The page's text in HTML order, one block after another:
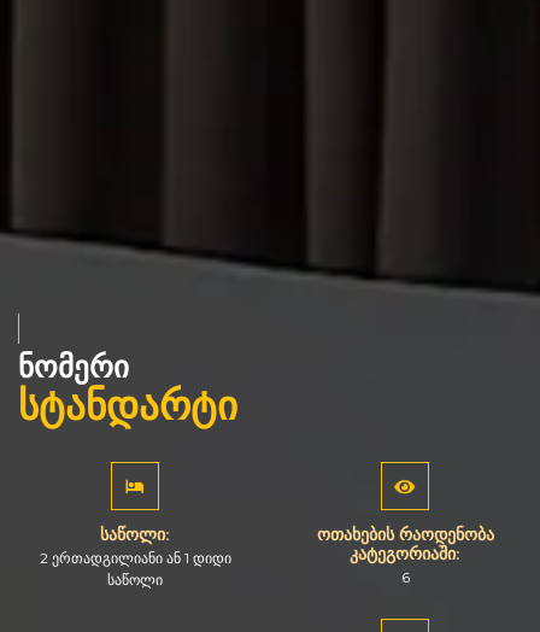
ნომერი
სტანდარტი
საწოლი:
2 ერთადგილიანი ან 1 დიდი
საწოლი
ოთახების რაოდენობა
კატეგორიაში:
6